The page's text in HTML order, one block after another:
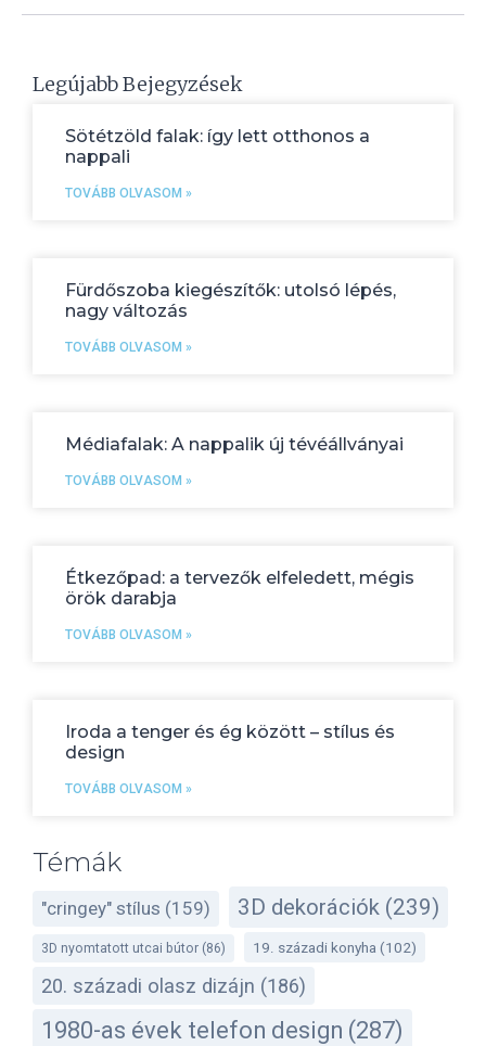
Legújabb Bejegyzések
Sötétzöld falak: így lett otthonos a
nappali
TOVÁBB OLVASOM »
Fürdőszoba kiegészítők: utolsó lépés,
nagy változás
TOVÁBB OLVASOM »
Médiafalak: A nappalik új tévéállványai
TOVÁBB OLVASOM »
Étkezőpad: a tervezők elfeledett, mégis
örök darabja
TOVÁBB OLVASOM »
Iroda a tenger és ég között – stílus és
design
TOVÁBB OLVASOM »
Témák
"cringey" stílus (159) 3D dekorációk (239)
3D nyomtatott utcai bútor (86) 19. századi konyha (102)
20. századi olasz dizájn (186)
1980-as évek telefon design (287)